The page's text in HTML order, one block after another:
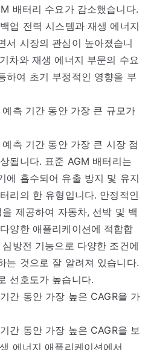
배터리 수요가 감소했습니다.
업 전력 시스템과 재생 에너지
서 시장의 관심이 높아졌습니
차와 재생 에너지 부문의 수요
하여 초기 부정적인 영향을 부
측 기간 동안 가장 큰 규모가
측 기간 동안 가장 큰 시장 점
됩니다. 표준 AGM 배터리는
에 흡수되어 유출 방지 및 유지
리의 한 유형입니다. 안정적인
제공하여 자동차, 선박 및 백
양한 애플리케이션에 적합합
방전 기능으로 다양한 조건에
는 것으로 잘 알려져 있습니다.
선호도가 높습니다.
간 동안 가장 높은 CAGR을 가
간 동안 가장 높은 CAGR을 보
에너지 애플리케이션에서